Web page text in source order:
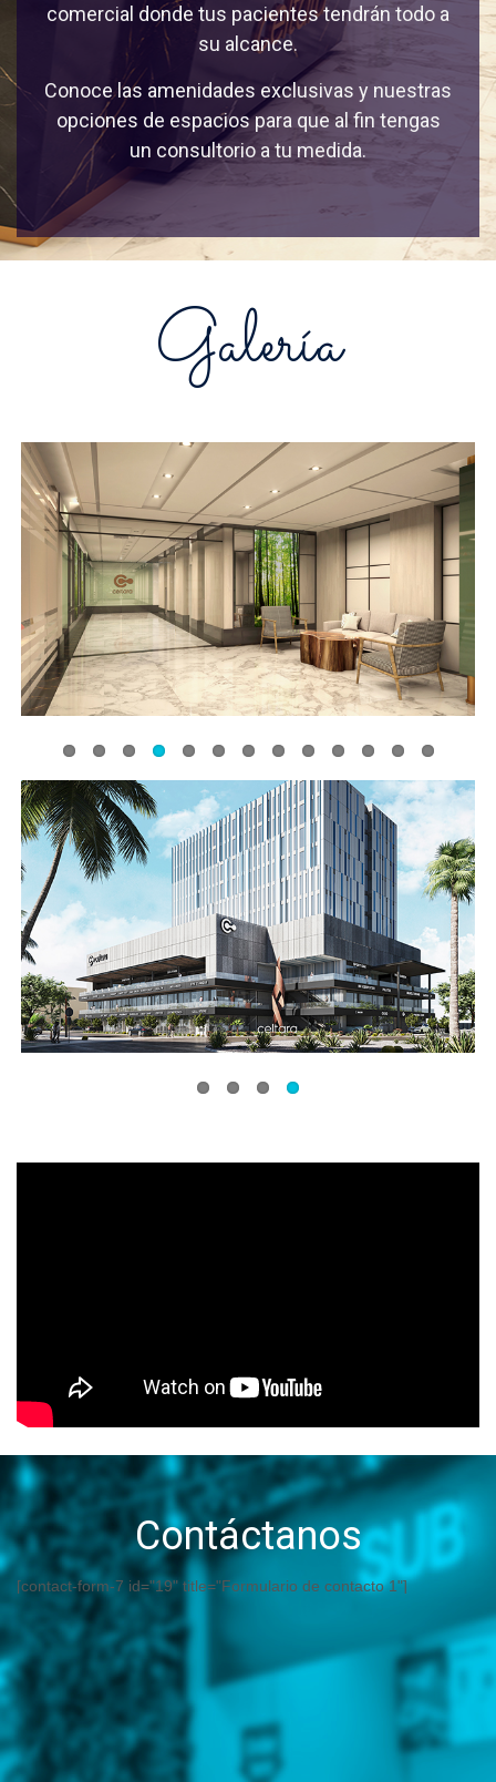
comercial donde tus pacientes tendrán todo a
su alcance.
Conoce las amenidades exclusivas y nuestras
opciones de espacios para que al fin tengas
un consultorio a tu medida.
Galería
Contáctanos
[contact-form-7 id="19" title="Formulario de contacto 1"]